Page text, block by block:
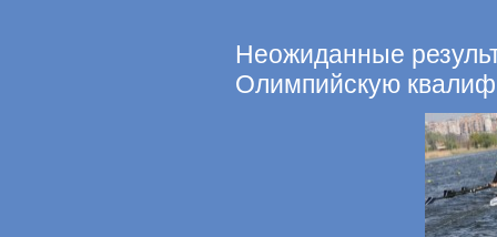
Неожиданные
Олимпийскую